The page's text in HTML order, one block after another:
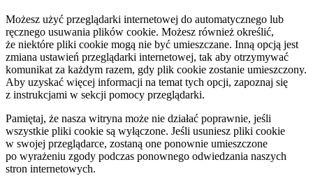
Możesz użyć przeglądarki internetowej do automatycznego lub
ręcznego usuwania plików cookie. Możesz również określić,
że niektóre pliki cookie mogą nie być umieszczane. Inną opcją jest
zmiana ustawień przeglądarki internetowej, tak aby otrzymywać
komunikat za każdym razem, gdy plik cookie zostanie umieszczony.
Aby uzyskać więcej informacji na temat tych opcji, zapoznaj się
z instrukcjami w sekcji pomocy przeglądarki.
Pamiętaj, że nasza witryna może nie działać poprawnie, jeśli
wszystkie pliki cookie są wyłączone. Jeśli usuniesz pliki cookie
w swojej przeglądarce, zostaną one ponownie umieszczone
po wyrażeniu zgody podczas ponownego odwiedzania naszych
stron internetowych.